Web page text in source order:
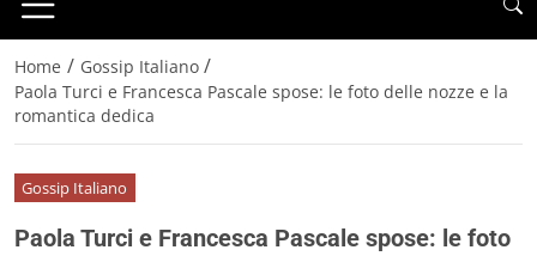
Home / Gossip Italiano /
Paola Turci e Francesca Pascale spose: le foto delle nozze e la
romantica dedica
Gossip Italiano
Paola Turci e Francesca Pascale spose: le foto